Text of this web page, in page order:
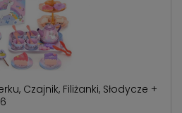
Czajnik, Filiżanki, Słodycze +